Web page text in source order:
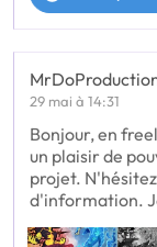
29 mai à 14:31
Bonjour, en
un plaisir de
projet.
d'information.